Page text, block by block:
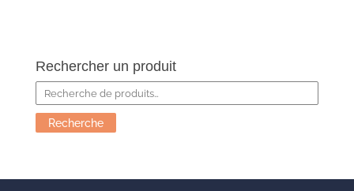
Rechercher un produit
Recherche
pour :
Recherche